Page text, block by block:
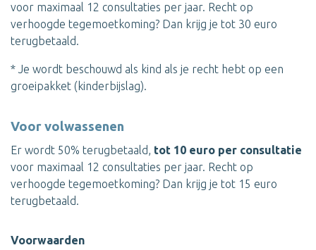
voor maximaal 12 consultaties per jaar. Recht op
verhoogde tegemoetkoming? Dan krijg je tot 30 euro
terugbetaald.
* Je wordt beschouwd als kind als je recht hebt op een
groeipakket (kinderbijslag).
Voor volwassenen
Er wordt 50% terugbetaald, tot 10 euro per consultatie
voor maximaal 12 consultaties per jaar. Recht op
verhoogde tegemoetkoming? Dan krijg je tot 15 euro
terugbetaald.
Voorwaarden